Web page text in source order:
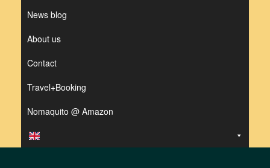
News blog
About us
Contact
Travel+Booking
Nomaquito @ Amazon